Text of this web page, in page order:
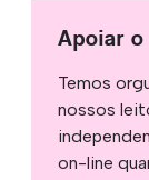
Apoiar
Temos
nossos
on-line